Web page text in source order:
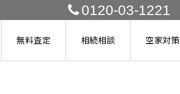
0120-03-1221
無料査定 相続相談 空家対策